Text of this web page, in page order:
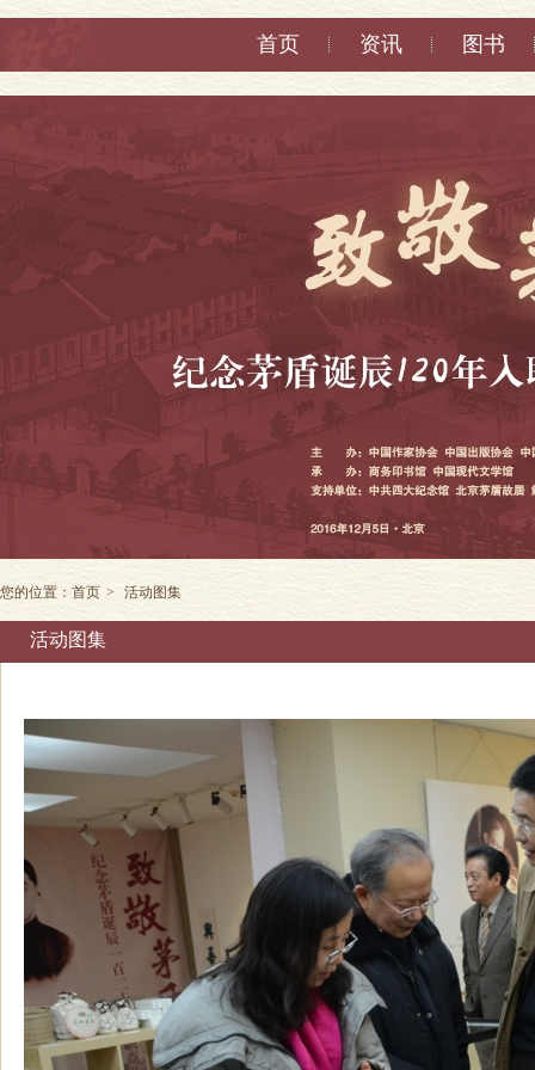
首页 资讯 图书
您的位置： 首页 > 活动图集
活动图集